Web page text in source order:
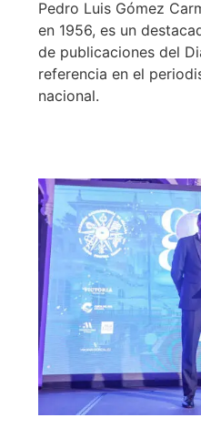
Pedro Luis Gómez
en 1956, es un
de publicaciones del
referencia en el
nacional.